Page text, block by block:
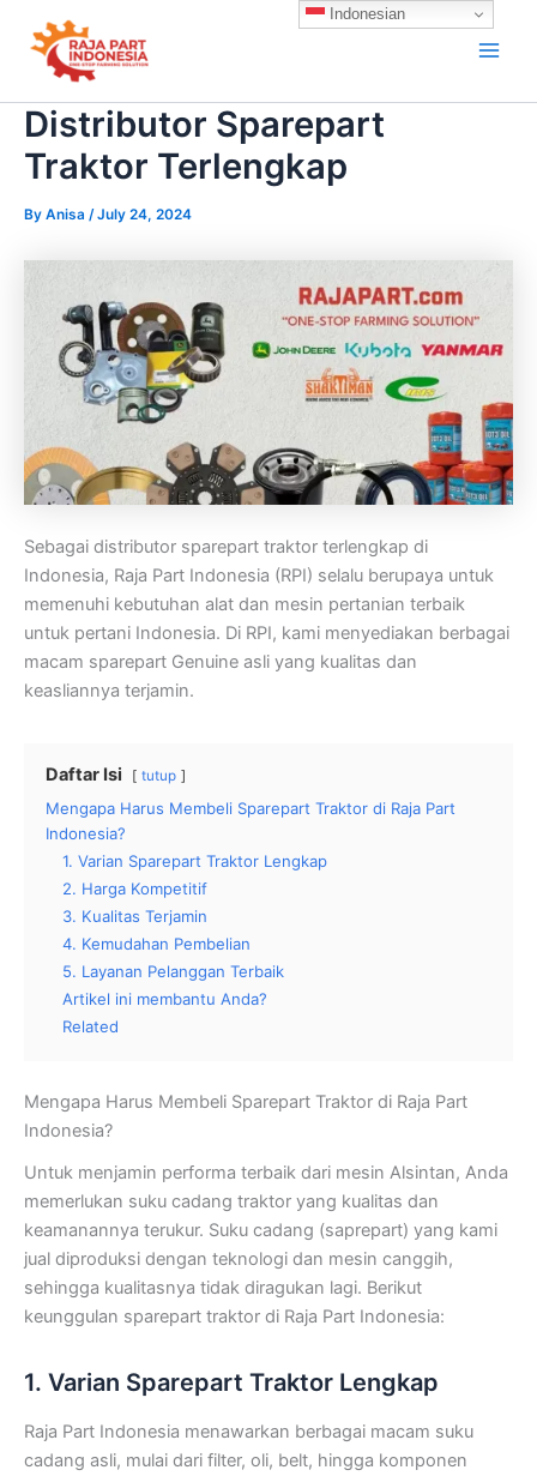
content
Distributor Sparepart
Traktor Terlengkap
By Anisa /July 24, 2024
Sebagai distributor sparepart traktor terlengkap di
Indonesia, Raja Part Indonesia (RPI) selalu berupaya untuk
memenuhi kebutuhan alat dan mesin pertanian terbaik
untuk pertani Indonesia. Di RPI, kami menyediakan berbagai
macam sparepart Genuine asli yang kualitas dan
keasliannya terjamin.
Daftar Isi tutup
Mengapa Harus Membeli Sparepart Traktor di Raja Part
Indonesia?
1. Varian Sparepart Traktor Lengkap
2. Harga Kompetitif
3. Kualitas Terjamin
4. Kemudahan Pembelian
5. Layanan Pelanggan Terbaik
Artikel ini membantu Anda?
Related
Mengapa Harus Membeli Sparepart Traktor di Raja Part
Indonesia?
Untuk menjamin performa terbaik dari mesin Alsintan, Anda
memerlukan suku cadang traktor yang kualitas dan
keamanannya terukur. Suku cadang (saprepart) yang kami
jual diproduksi dengan teknologi dan mesin canggih,
sehingga kualitasnya tidak diragukan lagi. Berikut
keunggulan sparepart traktor di Raja Part Indonesia:
1. Varian Sparepart Traktor Lengkap
Raja Part Indonesia menawarkan berbagai macam suku
cadang asli, mulai dari filter, oli, belt, hingga komponen
Indonesian